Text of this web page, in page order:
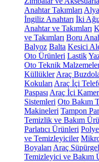
Anahtar Takımları
İngiliz Anahtarı İki
Anahtar ve Takımları
ve Takımları Boru
Balyoz Balta Kesici
Oto Ürünleri Lastik
Oto Teknik
Küllükler Araç
Kokuları Araç İçi
Paspası Araç İçi
Sistemleri Oto Bakım
Makineleri Tampon
Temizlik ve Bakım
Parlatıcı Ürünleri
ve Temizleyiciler
Boyaları Araç
Temizleyici ve Bakım